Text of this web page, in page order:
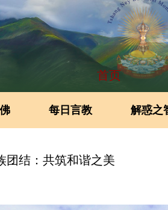
首页
每日言教 解惑之
团结：共筑和谐之美